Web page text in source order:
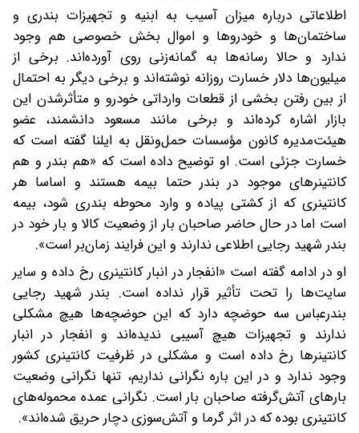
اطلاعاتی درباره میزان آسیب به ابنیه و تجهیزات بندری و
ساختمان‌ها و خودروها و اموال بخش خصوصی هم وجود
ندارد و حالا رسانه‌ها به گمانه‌زنی روی آورده‌اند. برخی از
میلیون‌ها دلار خسارت روزانه نوشته‌اند و برخی دیگر به احتمال
از بین رفتن بخشی از قطعات وارداتی خودرو و متأثرشدن این
بازار اشاره کرده‌اند و برخی مانند مسعود دانشمند، عضو
هیئت‌مدیره کانون مؤسسات حمل‌ونقل به ایلنا گفته است که
خسارت جزئی است. او توضیح داده است که «هم بندر و هم
کانتینرهای موجود در بندر حتما بیمه هستند و اساسا هر
کانتینری که از کشتی پیاده و وارد محوطه بندری شود، بیمه
است اما در حال حاضر صاحبان بار از وضعیت کالا و بار خود در
بندر شهید رجایی اطلاعی ندارند و این فرایند زمان‌بر است».
او در ادامه گفته است «انفجار در انبار کانتینری رخ داده و سایر
سایت‌ها را تحت تأثیر قرار نداده است. بندر شهید رجایی
بندرعباس سه حوضچه دارد که این حوضچه‌‌ها هیچ مشکلی
ندارند و تجهیزات هیچ آسیبی ندیده‌اند و انفجار در انبار
کانتینرها رخ داده است و مشکلی در ظرفیت کانتینری کشور
وجود ندارد و در این باره نگرانی نداریم، تنها نگرانی وضعیت
بارهای آتش‌گرفته صاحبان بار است. نگرانی عمده محموله‌های
کانتینری بوده که در اثر گرما و آتش‌سوزی دچار حریق شده‌اند».